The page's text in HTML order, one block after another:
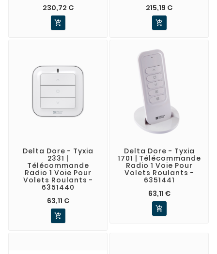
230,72 €

215,19 €

Delta Dore - Tyxia
2331 |
Télécommande
Radio 1 Voie Pour
Volets Roulants -
6351440
63,11 €

Delta Dore - Tyxia
1701 | Télécommande
Radio 1 Voie Pour
Volets Roulants -
6351441
63,11 €
